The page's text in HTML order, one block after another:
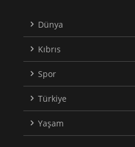
Dünya
Kıbrıs
Spor
Türkiye
Yaşam